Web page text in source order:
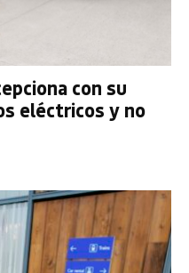
con su
eléctricos y no